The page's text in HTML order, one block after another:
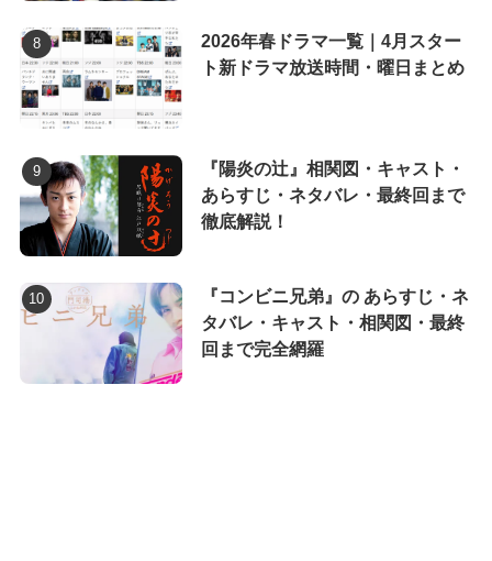
2026年春ドラマ一覧｜4月スター
ト新ドラマ放送時間・曜日まとめ
『陽炎の辻』相関図・キャスト・
あらすじ・ネタバレ・最終回まで
徹底解説！
『コンビニ兄弟』の あらすじ・ネ
タバレ・キャスト・相関図・最終
回まで完全網羅